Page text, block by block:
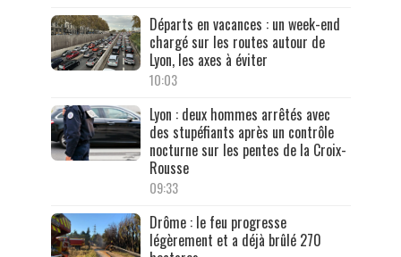
Départs en vacances : un week-end
chargé sur les routes autour de
Lyon, les axes à éviter
10:03
Lyon : deux hommes arrêtés avec
des stupéfiants après un contrôle
nocturne sur les pentes de la Croix-
Rousse
09:33
Drôme : le feu progresse
légèrement et a déjà brûlé 270